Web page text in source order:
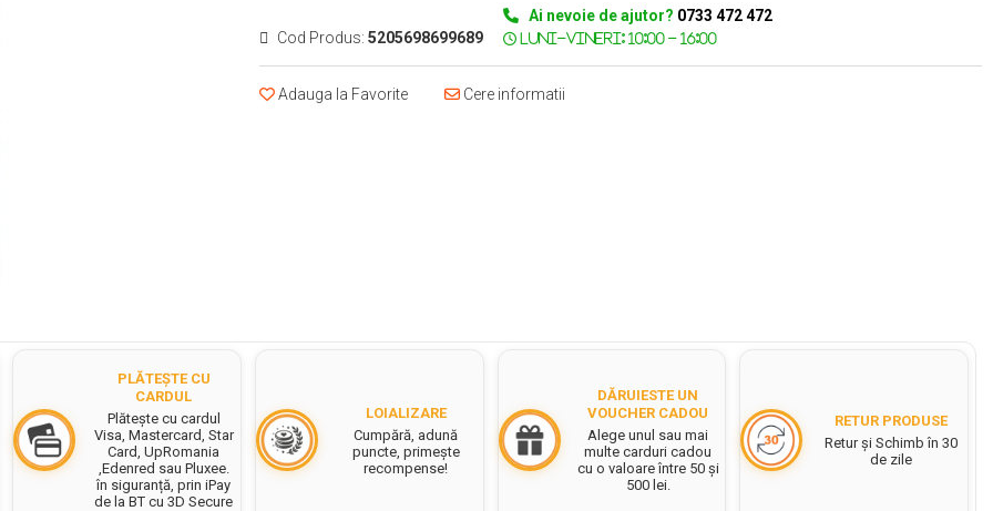
Cod Produs: 5205698699689
Ai nevoie de ajutor? 0733 472 472
Adauga la Favorite Cere informatii
PLĂTEȘTE CU
CARDUL
Plătește cu cardul
Visa, Mastercard, Star
Card, UpRomania
,Edenred sau Pluxee.
în siguranță, prin iPay
de la BT cu 3D Secure
LOIALIZARE
Cumpără, adună
puncte, primește
recompense!
DĂRUIESTE UN
VOUCHER CADOU
Alege unul sau mai
multe carduri cadou
cu o valoare între 50 și
500 lei.
RETUR PRODUSE
Retur și Schimb în 30
de zile